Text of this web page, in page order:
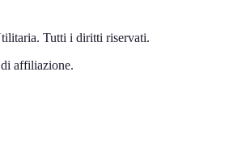
. Tutti i diritti riservati.
affiliazione.